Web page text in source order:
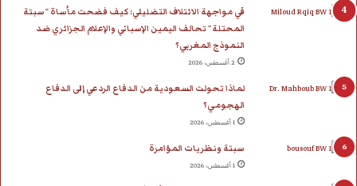
في مواجهة الائتلاف التضليلي: كيف فضحت مأساة “سبتة
المحتلة” تحالف اليمين الإسباني والإعلام الجزائري ضد
النموذج المغربي؟
2 أغسطس، 2026
لماذا تحولت السعودية من الدفاع الردعي إلى الدفاع
الهجومي؟
1 أغسطس، 2026
سبتة ونظريات المؤامرة
1 أغسطس، 2026